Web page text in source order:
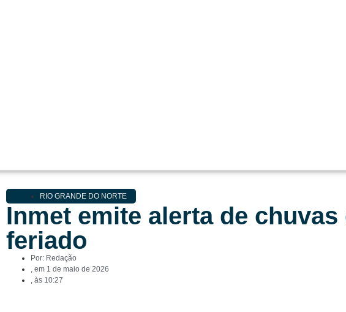
RIO GRANDE DO NORTE
Inmet emite alerta de chuvas
feriado
Por: Redação
, em 1 de maio de 2026
, às 10:27